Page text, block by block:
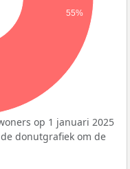
55%
op 1 januari 2025
donutgrafiek om de